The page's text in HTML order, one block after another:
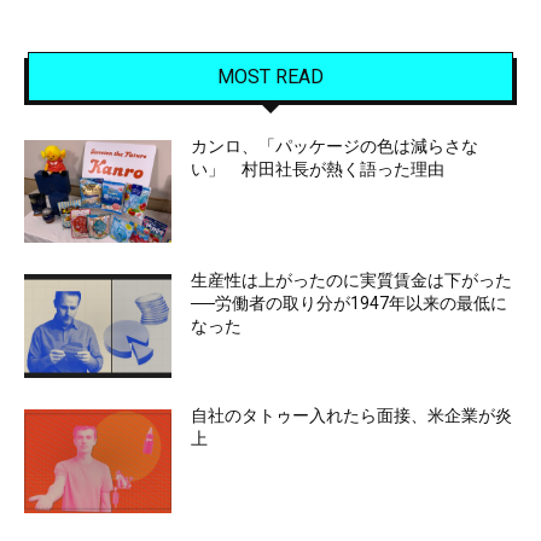
MOST READ
カンロ、「パッケージの色は減らさな
い」 村田社長が熱く語った理由
生産性は上がったのに実質賃金は下がった
──労働者の取り分が1947年以来の最低に
なった
自社のタトゥー入れたら面接、米企業が炎
上